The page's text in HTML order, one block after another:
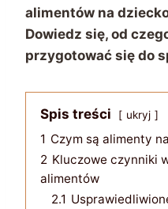
alimentów na
Dowiedz się, od
przygotować się do
Spis treści ukryj
1 Czym są alimenty
2 Kluczowe czynniki
alimentów
2.1